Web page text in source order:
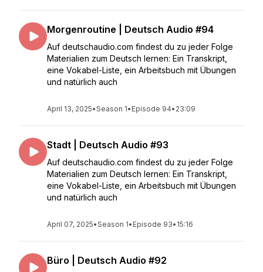
Morgenroutine | Deutsch Audio #94
Auf deutschaudio.com findest du zu jeder Folge
Materialien zum Deutsch lernen: Ein Transkript,
eine Vokabel-Liste, ein Arbeitsbuch mit Übungen
und natürlich auch
April 13, 2025•Season 1• Episode 94• 23:09
Stadt | Deutsch Audio #93
Auf deutschaudio.com findest du zu jeder Folge
Materialien zum Deutsch lernen: Ein Transkript,
eine Vokabel-Liste, ein Arbeitsbuch mit Übungen
und natürlich auch
April 07, 2025•Season 1• Episode 93• 15:16
Büro | Deutsch Audio #92